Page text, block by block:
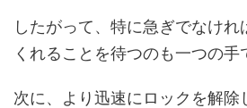
したがって、特に急ぎでなけれ
くれることを待つのも一つの手
次に、より迅速にロックを解除